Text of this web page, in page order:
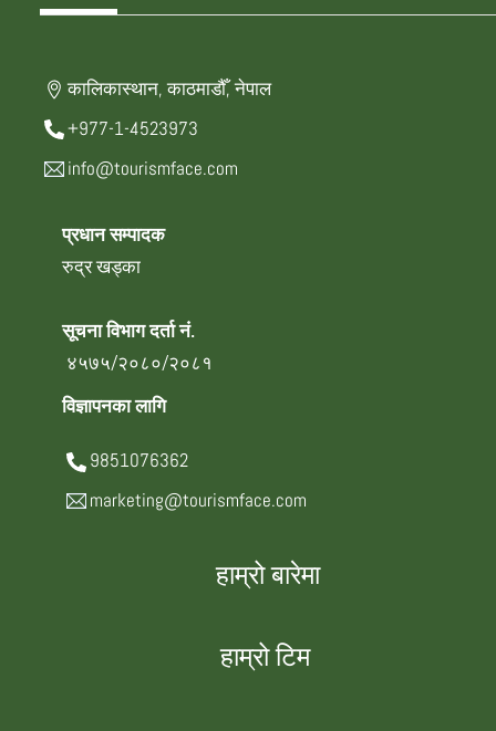
कालिकास्थान, काठमाडौँ, नेपाल
+977-1-4523973
info@tourismface.com
प्रधान सम्पादक
रुद्र खड्का
सूचना विभाग दर्ता नं.
४५७५/२०८०/२०८१
विज्ञापनका लागि
9851076362
marketing@tourismface.com
हाम्रो बारेमा
हाम्रो टिम